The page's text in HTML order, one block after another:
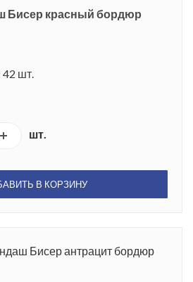
Бисер красный бордюр
42 шт.
шт.
В КОРЗИНУ